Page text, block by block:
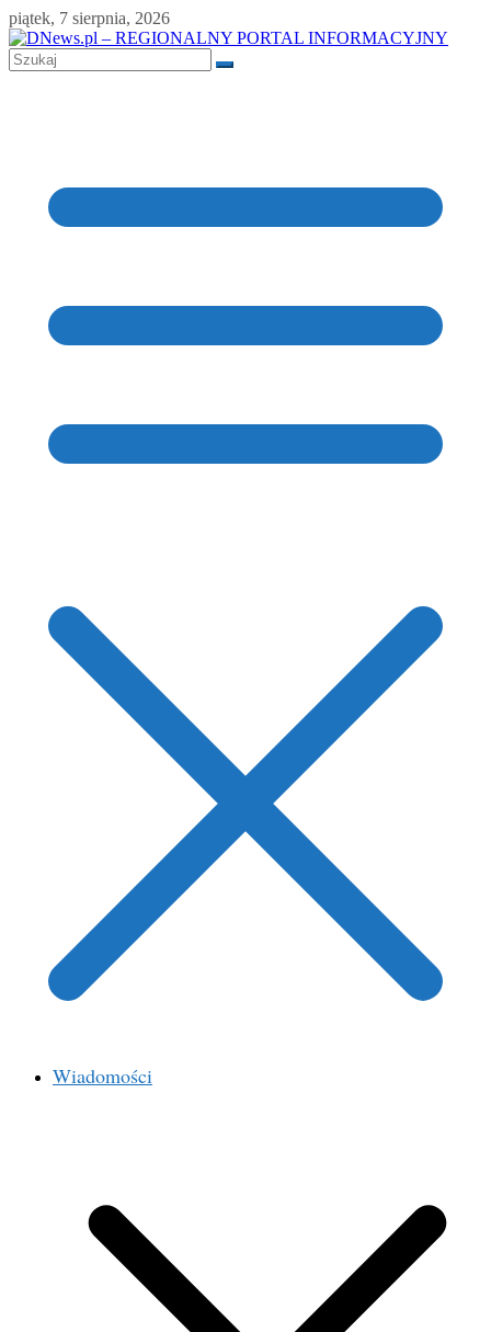
Skip
to
content
piątek, 7 sierpnia, 2026
Wiadomości